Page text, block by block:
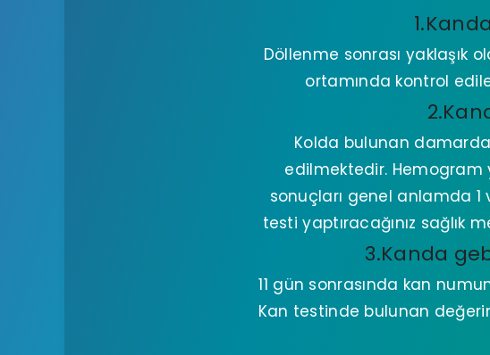
Döllenme sonrası yaklaşık
ortamında kontrol
Kolda bulunan
edilmektedir. Hemogram
sonuçları genel anlamda
testi yaptıracağınız sağlık
3.Kanda
11 gün sonrasında kan
Kan testinde bulunan